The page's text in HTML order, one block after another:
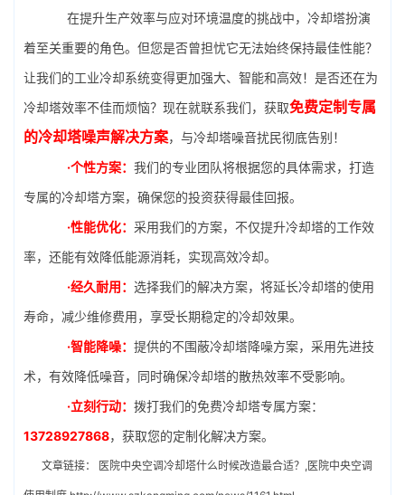
在提升生产效率与应对环境温度的挑战中，冷却塔扮演
着至关重要的角色。但您是否曾担忧它无法始终保持最佳性能？
让我们的工业冷却系统变得更加强大、智能和高效！是否还在为
冷却塔效率不佳而烦恼？现在就联系我们，获取免费定制专属
的冷却塔噪声解决方案，与冷却塔噪音扰民彻底告别！
·个性方案： 我们的专业团队将根据您的具体需求，打造
专属的冷却塔方案，确保您的投资获得最佳回报。
·性能优化： 采用我们的方案，不仅提升冷却塔的工作效
率，还能有效降低能源消耗，实现高效冷却。
·经久耐用： 选择我们的解决方案，将延长冷却塔的使用
寿命，减少维修费用，享受长期稳定的冷却效果。
·智能降噪： 提供的不围蔽冷却塔降噪方案，采用先进技
术，有效降低噪音，同时确保冷却塔的散热效率不受影响。
·立刻行动： 拨打我们的免费冷却塔专属方案：
13728927868，获取您的定制化解决方案。
文章链接： 医院中央空调冷却塔什么时候改造最合适？,医院中央空调